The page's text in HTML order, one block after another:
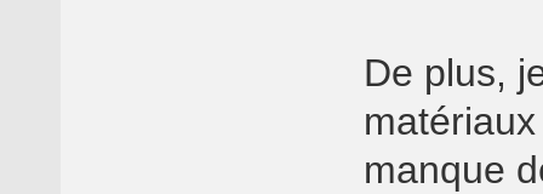
De plus,
manque